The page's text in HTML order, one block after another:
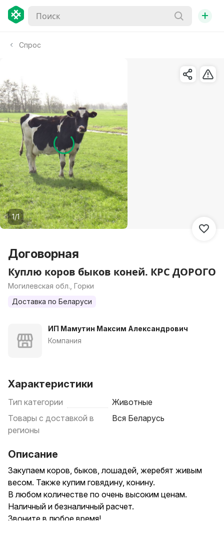
+
Спрос
1/1
Договорная
Куплю коров быков коней. КРС ДОРОГО
Могилевская обл., Горки
Доставка по Беларуси
ИП Мамутин Максим Александрович
Компания
Характеристики
Тип категории
Животные
Товары с доставкой в
регионы
Вся Беларусь
Описание
Закупаем коров, быков, лошадей, жеребят живым
весом. Также купим говядину, конину.
В любом количестве по очень высоким ценам.
Наличный и безналичный расчет.
Звоните в любое время!